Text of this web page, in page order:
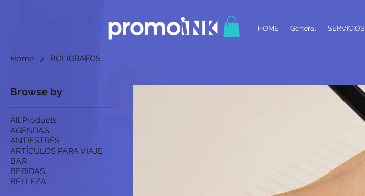
HOME General SERVICIOS
Home BOLÍGRAFOS
Browse by
All Products
AGENDAS
ANTIESTRÉS
ARTÍCULOS PARA VIAJE
BAR
BEBIDAS
BELLEZA